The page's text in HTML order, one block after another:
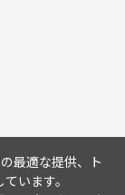
最適な提供、ト
います。